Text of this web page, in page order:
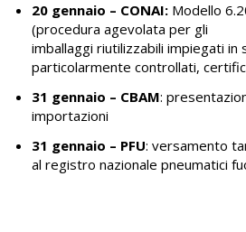
20 gennaio – CONAI: Modello
(procedura agevolata per gli
imballaggi riutilizzabili impiegati
particolarmente controllati,
31 gennaio – CBAM:
importazioni
31 gennaio – PFU: versamento
al registro nazionale pneumatici